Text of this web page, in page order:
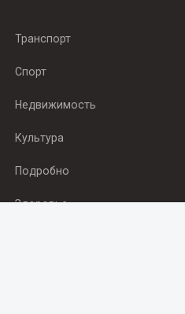
Транспорт
Спорт
Недвижимость
Культура
Подробно
Здоровье